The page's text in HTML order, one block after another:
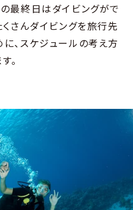
最終日はダイビングがで
くさんダイビングを旅行先
、スケジュールの考え方
。